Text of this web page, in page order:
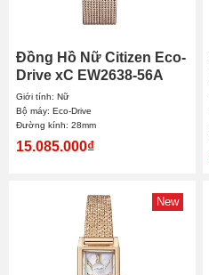
Đồng Hồ Nữ Citizen Eco-
Drive xC EW2638-56A
28mm
Giới tính: Nữ
Bộ máy: Eco-Drive
Đường kính: 28mm
15.085.000₫
New